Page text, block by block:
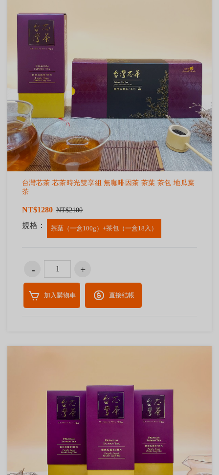
台灣芯茶 芯茶時光雙享組 無咖啡因茶 茶葉 茶包 地瓜葉
茶
NT$1280 NT$2100
規格： 茶葉（一盒100g）+茶包（一盒18入）
加入購物車 直接結帳